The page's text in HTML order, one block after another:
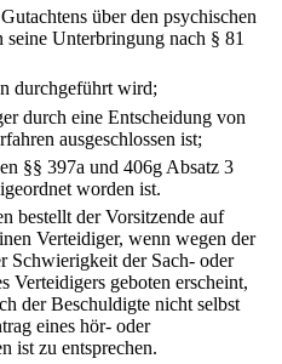
über den psychischen
seine Unterbringung nach § 81
durchgeführt wird;
durch eine Entscheidung von
ausgeschlossen ist;
§§ 397a und 406g Absatz 3
worden ist.
bestellt der Vorsitzende auf
Verteidiger, wenn wegen der
Schwierigkeit der Sach- oder
Verteidigers geboten erscheint,
der Beschuldigte nicht selbst
eines hör- oder
ist zu entsprechen.